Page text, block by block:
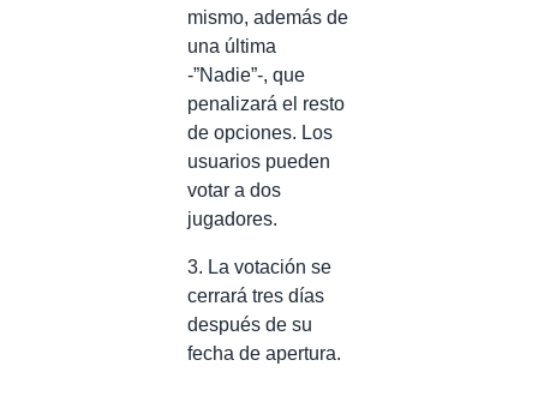
mismo, además de
una última
-”Nadie”-, que
penalizará el resto
de opciones. Los
usuarios pueden
votar a dos
jugadores.
3. La votación se
cerrará tres días
después de su
fecha de apertura.